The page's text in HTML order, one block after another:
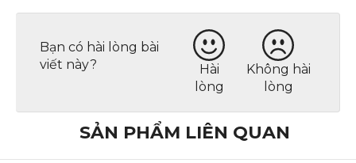
Bạn có hài lòng bài
viết này?
Hài
lòng
Không hài
lòng
SẢN PHẨM LIÊN QUAN